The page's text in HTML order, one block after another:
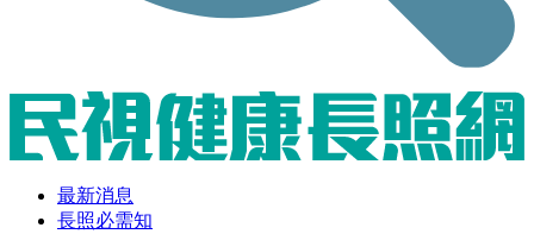
最新消息
長照必需知